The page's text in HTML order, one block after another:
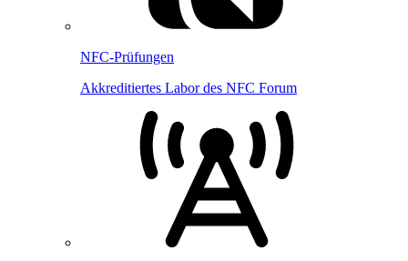
NFC-Prüfungen
Akkreditiertes Labor des NFC Forum